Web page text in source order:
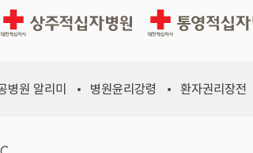
상주적십자병원 통영적십자병원
병원 알리미 병원윤리강령 환자권리장전